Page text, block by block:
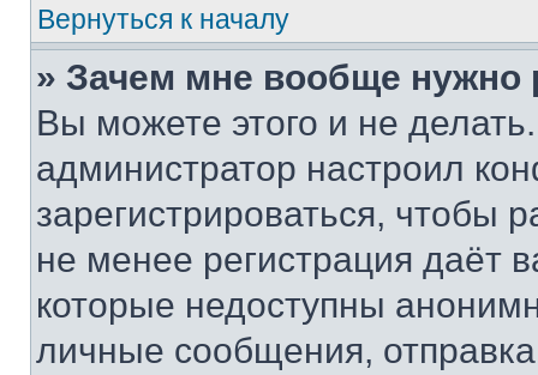
Вернуться к началу
» Зачем мне вообще нужно
Вы можете этого и не
администратор настроил
зарегистрироваться, чтобы
не менее регистрация даёт
которые недоступны
личные сообщения,